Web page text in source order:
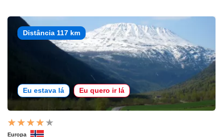
Distância 117 km
Eu estava lá Eu quero ir lá
Europa